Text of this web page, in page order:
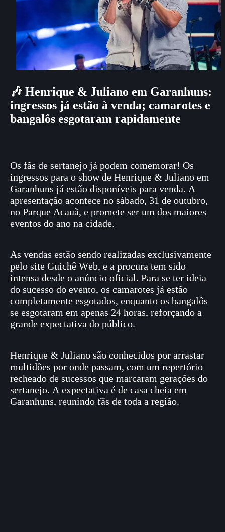
🎶 Henrique & Juliano em Garanhuns:
ingressos já estão à venda; camarotes e
bangalôs esgotaram rapidamente
Os fãs de sertanejo já podem comemorar! Os
ingressos para o show de Henrique & Juliano em
Garanhuns já estão disponíveis para venda. A
apresentação acontece no sábado, 31 de outubro,
no Parque Acauã, e promete ser um dos maiores
eventos do ano na cidade.
As vendas estão sendo realizadas exclusivamente
pelo site Guichê Web, e a procura tem sido
intensa desde o anúncio oficial. Para se ter ideia
do sucesso do evento, os camarotes já estão
completamente esgotados, enquanto os bangalôs
se esgotaram em apenas 24 horas, reforçando a
grande expectativa do público.
Henrique & Juliano são conhecidos por arrastar
multidões por onde passam, com um repertório
recheado de sucessos que marcaram gerações do
sertanejo. A expectativa é de casa cheia em
Garanhuns, reunindo fãs de toda a região.